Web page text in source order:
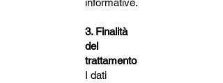
informative.
3. Finalità
del
trattamento
I dati